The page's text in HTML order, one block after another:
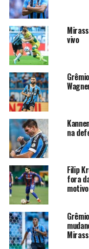
“Estou
partida
(Mano
sem dar
dizer
estivesse
estava
vinha
as coisas
isso me
chegou
novo de
a mim “,
Cristian
vivo
na
Filip
fora
motivo